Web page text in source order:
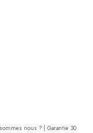
nous ? | Garantie 30